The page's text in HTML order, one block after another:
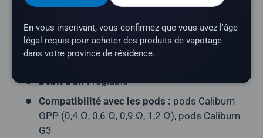
Écran :écran couleur de 0,85 pouce (3 thèmes
de menu)
Capacité en e-liquide :3 ml
Résistance de la résistance :
Débit d'air :réglable
Compatibilité avec les pods : pods Caliburn
GPP (0,4 Ω, 0,6 Ω, 0,9 Ω, 1,2 Ω), pods Caliburn
G3
En vous inscrivant, vous confirmez que vous avez l'âge
légal requis pour acheter des produits de vapotage
dans votre province de résidence.